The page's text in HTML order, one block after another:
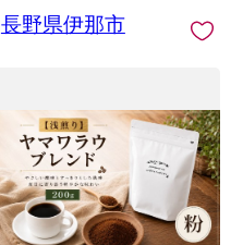
長野県伊那市